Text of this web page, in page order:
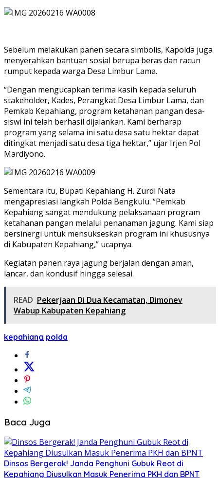
Sebelum melakukan panen secara simbolis, Kapolda juga
menyerahkan bantuan sosial berupa beras dan racun
rumput kepada warga Desa Limbur Lama.
“Dengan mengucapkan terima kasih kepada seluruh
stakeholder, Kades, Perangkat Desa Limbur Lama, dan
Pemkab Kepahiang, program ketahanan pangan desa-
siswi ini telah berhasil dijalankan. Kami berharap
program yang selama ini satu desa satu hektar dapat
ditingkat menjadi satu desa tiga hektar,” ujar Irjen Pol
Mardiyono.
Sementara itu, Bupati Kepahiang H. Zurdi Nata
mengapresiasi langkah Polda Bengkulu. “Pemkab
Kepahiang sangat mendukung pelaksanaan program
ketahanan pangan melalui penanaman jagung. Kami siap
bersinergi untuk mensukseskan program ini khususnya
di Kabupaten Kepahiang,” ucapnya.
Kegiatan panen raya jagung berjalan dengan aman,
lancar, dan kondusif hingga selesai.
READ Pekerjaan Di Dua Kecamatan, Dimonev
Wabup Kabupaten Kepahiang
kepahiang polda
Baca Juga
Dinsos Bergerak! Janda Penghuni Gubuk Reot di
Kepahiang Diusulkan Masuk Penerima PKH dan BPNT